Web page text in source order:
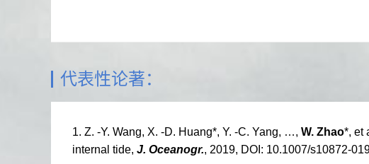
代表性论著：
1. Z. -Y. Wang, X. -D. Huang*, Y. -C. Yang, …, W. Zhao*, et
internal tide, J. Oceanogr., 2019, DOI: 10.1007/s10872-